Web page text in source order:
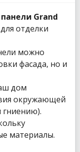
Grand
отделки
можно
фасада, но и
дом
окружающей
гниению).
материалы.